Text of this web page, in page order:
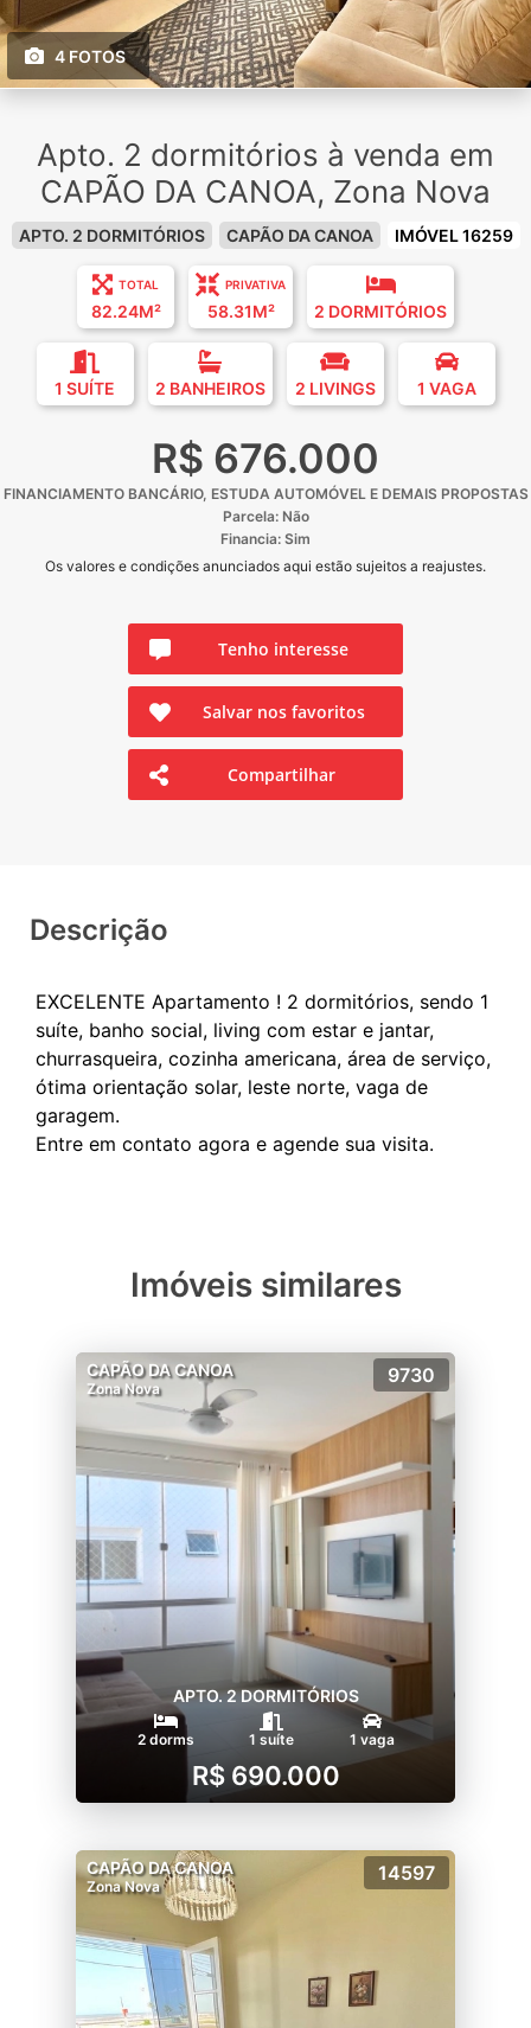
4 FOTOS
Apto. 2 dormitórios à venda em
CAPÃO DA CANOA, Zona Nova
APTO. 2 DORMITÓRIOS CAPÃO DA CANOA IMÓVEL 16259
TOTAL
82.24M²
PRIVATIVA
58.31M² 2 DORMITÓRIOS
1 SUÍTE 2 BANHEIROS 2 LIVINGS 1 VAGA
R$ 676.000
FINANCIAMENTO BANCÁRIO, ESTUDA AUTOMÓVEL E DEMAIS PROPOSTAS
Parcela: Não
Financia: Sim
Os valores e condições anunciados aqui estão sujeitos a reajustes.
Tenho interesse
Salvar nos favoritos
Compartilhar
Descrição
EXCELENTE Apartamento ! 2 dormitórios, sendo 1
suíte, banho social, living com estar e jantar,
churrasqueira, cozinha americana, área de serviço,
ótima orientação solar, leste norte, vaga de
garagem.
Imóveis similares
CAPÃO DA CANOA
Zona Nova
9730
APTO. 2 DORMITÓRIOS
2 dorms 1 suíte 1 vaga
R$ 690.000
CAPÃO DA CANOA
Zona Nova
14597